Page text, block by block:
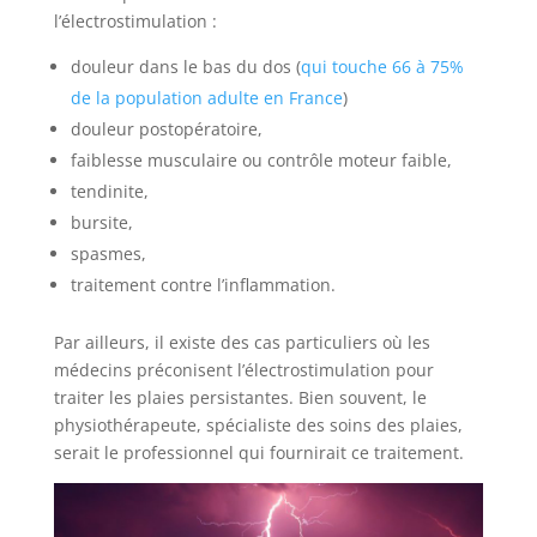
l’électrostimulation :
douleur dans le bas du dos (qui touche 66 à 75%
de la population adulte en France)
douleur postopératoire,
faiblesse musculaire ou contrôle moteur faible,
tendinite,
bursite,
spasmes,
traitement contre l’inflammation.
Par ailleurs, il existe des cas particuliers où les
médecins préconisent l’électrostimulation pour
traiter les plaies persistantes. Bien souvent, le
physiothérapeute, spécialiste des soins des plaies,
serait le professionnel qui fournirait ce traitement.